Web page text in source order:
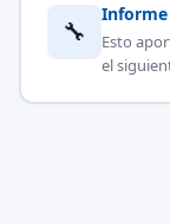
🔧
Esto
el